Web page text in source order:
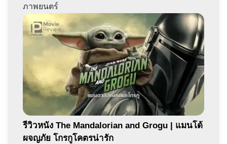
ภาพยนตร์
รีวิวหนัง The Mandalorian and Grogu | แมนโด้
ผจญภัย โกรกูโคตรน่ารัก